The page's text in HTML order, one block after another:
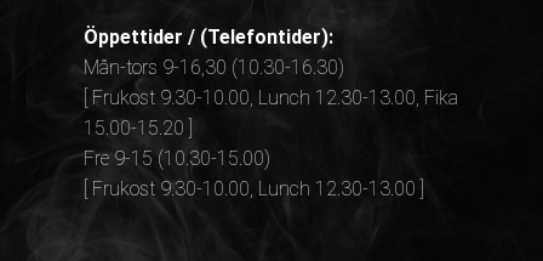
Öppettider / (Telefontider):
Mån-tors 9-16,30 (10.30-16.30)
[ Frukost 9.30-10.00, Lunch 12.30-13.00, Fika
15.00-15.20 ]
Fre 9-15 (10.30-15.00)
[ Frukost 9.30-10.00, Lunch 12.30-13.00 ]